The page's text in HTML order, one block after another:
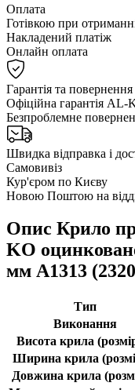
Оплата
Готівкою при
Накладений платіж
Онлайн оплата
Гарантія та повернення
Офіційна гарантія AL-
Безпроблемне
Швидка відправка і
Самовивіз
Кур'єром по Києву
Новою Поштою на
Опис Крило
KO
мм A1313
Тип
Виконання
Висота крила
Ширина крила
Довжина крила